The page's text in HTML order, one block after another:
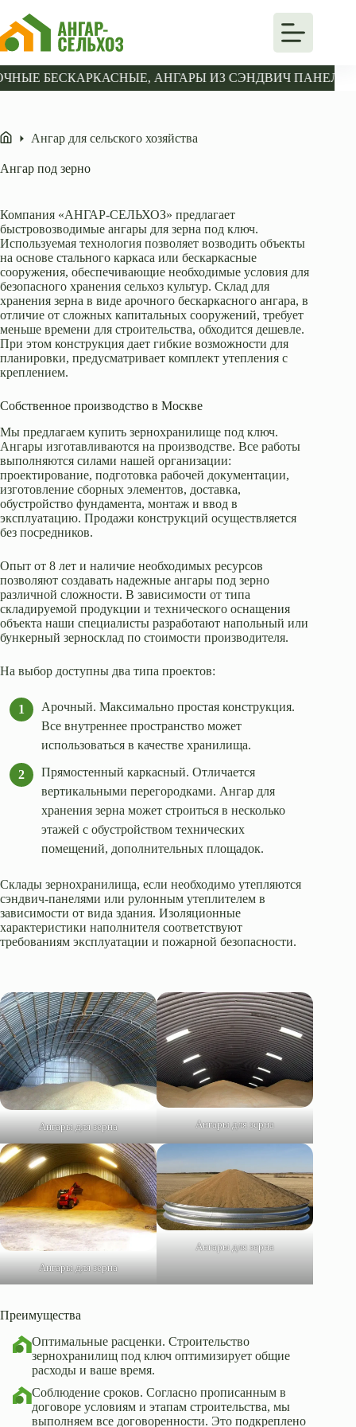
сути
БЕСКАРКАСНЫЕ, АНГАРЫ ИЗ СЭНДВИЧ ПАНЕЛЕЙ,
Ангар для сельского хозяйства
Ангар под зерно
Компания «АНГАР-СЕЛЬХОЗ» предлагает
быстровозводимые ангары для зерна под ключ.
Используемая технология позволяет возводить объекты
на основе стального каркаса или бескаркасные
сооружения, обеспечивающие необходимые условия для
безопасного хранения сельхоз культур. Склад для
хранения зерна в виде арочного бескаркасного ангара, в
отличие от сложных капитальных сооружений, требует
меньше времени для строительства, обходится дешевле.
При этом конструкция дает гибкие возможности для
планировки, предусматривает комплект утепления с
креплением.
Собственное производство в Москве
Мы предлагаем купить зернохранилище под ключ.
Ангары изготавливаются на производстве. Все работы
выполняются силами нашей организации:
проектирование, подготовка рабочей документации,
изготовление сборных элементов, доставка,
обустройство фундамента, монтаж и ввод в
эксплуатацию. Продажи конструкций осуществляется
без посредников.
Опыт от 8 лет и наличие необходимых ресурсов
позволяют создавать надежные ангары под зерно
различной сложности. В зависимости от типа
складируемой продукции и технического оснащения
объекта наши специалисты разработают напольный или
бункерный зерносклад по стоимости производителя.
На выбор доступны два типа проектов:
Арочный. Максимально простая конструкция.
Все внутреннее пространство может
использоваться в качестве хранилища.
Прямостенный каркасный. Отличается
вертикальными перегородками. Ангар для
хранения зерна может строиться в несколько
этажей с обустройством технических
помещений, дополнительных площадок.
Склады зернохранилища, если необходимо утепляются
сэндвич-панелями или рулонным утеплителем в
зависимости от вида здания. Изоляционные
характеристики наполнителя соответствуют
требованиям эксплуатации и пожарной безопасности.
Ангары для зерна Ангары для зерна
Ангары для зерна
Ангары для зерна
Преимущества
Оптимальные расценки. Строительство
зернохранилищ под ключ оптимизирует общие
расходы и ваше время.
Соблюдение сроков. Согласно прописанным в
договоре условиям и этапам строительства, мы
выполняем все договоренности. Это подкреплено